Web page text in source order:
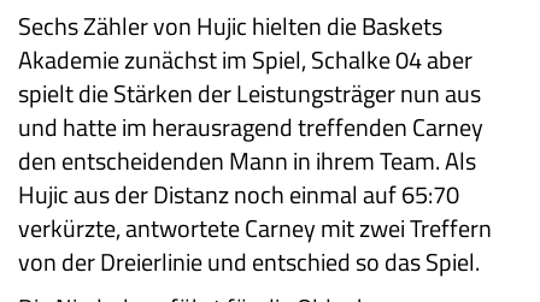
Sechs Zähler von Hujic hielten die Baskets
Akademie zunächst im Spiel, Schalke 04 aber
spielt die Stärken der Leistungsträger nun aus
und hatte im herausragend treffenden Carney
den entscheidenden Mann in ihrem Team. Als
Hujic aus der Distanz noch einmal auf 65:70
verkürzte, antwortete Carney mit zwei Treffern
von der Dreierlinie und entschied so das Spiel.